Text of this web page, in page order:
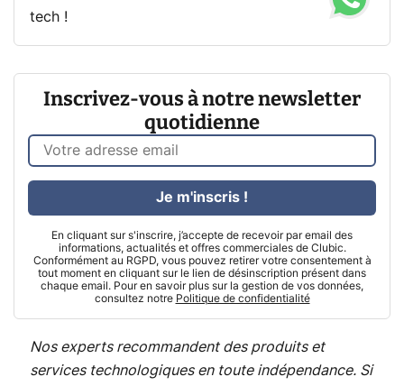
tech !
Inscrivez-vous à notre newsletter
quotidienne
En cliquant sur s'inscrire, j’accepte de recevoir par email des
informations, actualités et offres commerciales de Clubic.
Conformément au RGPD, vous pouvez retirer votre consentement à
tout moment en cliquant sur le lien de désinscription présent dans
chaque email. Pour en savoir plus sur la gestion de vos données,
consultez notre Politique de confidentialité
Je m'inscris !
Nos experts recommandent des produits et
services technologiques en toute indépendance. Si